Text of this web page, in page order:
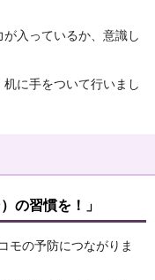
入っているか、意識し
に手をついて行いまし
の習慣を！」
モの予防につながりま